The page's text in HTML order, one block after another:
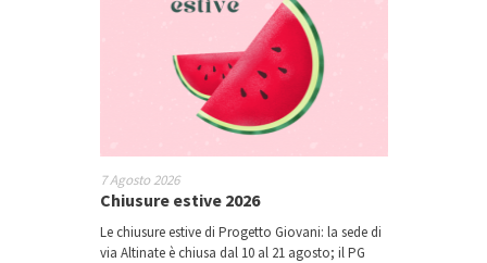
7 Agosto 2026
Chiusure estive 2026
Le chiusure estive di Progetto Giovani: la sede di
via Altinate è chiusa dal 10 al 21 agosto; il PG